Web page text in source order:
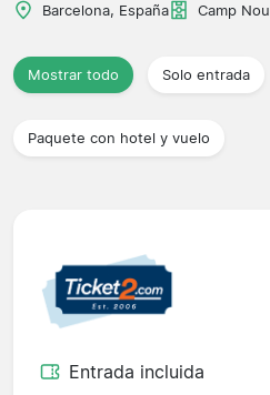
Barcelona, España Camp Nou
Mostrar todo Solo entrada
Paquete con hotel y vuelo
Entrada incluida